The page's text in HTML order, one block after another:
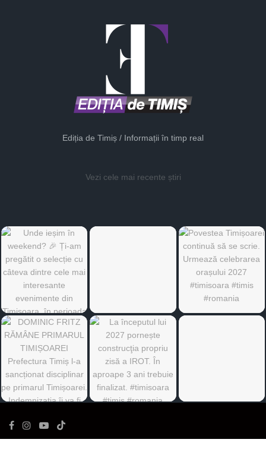
Ediția de Timiș / Informații în timp real
Vezi cele mai recente știri